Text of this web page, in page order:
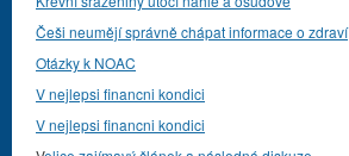
Češi neumějí správně chápat informace o zdraví
Otázky k NOAC
V nejlepsi financni kondici
V nejlepsi financni kondici